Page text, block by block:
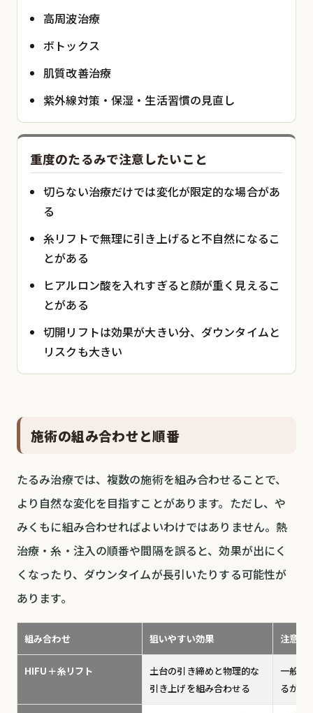
高周波治療
ボトックス
肌質改善治療
紫外線対策・保湿・生活習慣の見直し
重度のたるみで注意したいこと
切らない治療だけでは変化が限定的な場合があ
る
糸リフトで無理に引き上げると不自然になるこ
とがある
ヒアルロン酸を入れすぎると顔が重く見えるこ
とがある
切開リフトは効果が大きい分、ダウンタイムと
リスクも大きい
施術の組み合わせと順番
たるみ治療では、複数の施術を組み合わせることで、
より自然な変化を目指すことがあります。ただし、や
みくもに組み合わせればよいわけではありません。熱
治療・糸・注入の順番や間隔を誤ると、効果が出にく
くなったり、ダウンタイムが長引いたりする可能性が
あります。
組み合わせ 狙いやすい効果 注意点
HIFU＋糸リフト
土台の引き締めと物理的な
引き上げを組み合わせる
一般的
るが、